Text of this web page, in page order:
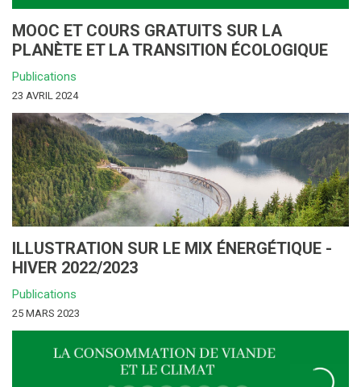
MOOC ET COURS GRATUITS SUR LA
PLANÈTE ET LA TRANSITION ÉCOLOGIQUE
Publications
23 AVRIL 2024
ILLUSTRATION SUR LE MIX ÉNERGÉTIQUE -
HIVER 2022/2023
Publications
25 MARS 2023